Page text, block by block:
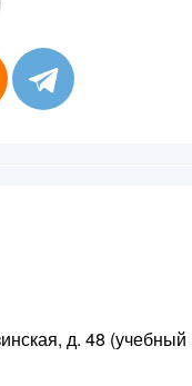
д. 48 (учебный